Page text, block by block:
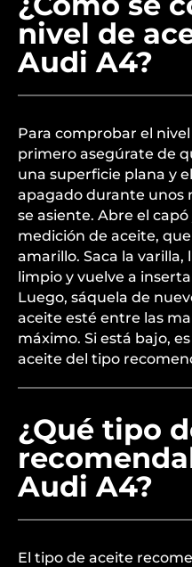
nivel de
Audi A4?
Para comprobar el
primero asegúrate de
una superficie plana y
apagado durante unos
se asiente. Abre el
medición de aceite,
amarillo. Saca la
limpio y vuelve a
Luego, sáquela de
aceite esté entre las
máximo. Si está bajo,
aceite del tipo
¿Qué tipo
Audi A4?
El tipo de aceite